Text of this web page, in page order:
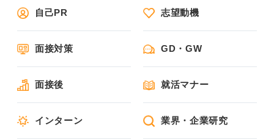
自己PR 志望動機
面接対策 GD・GW
面接後 就活マナー
インターン 業界・企業研究